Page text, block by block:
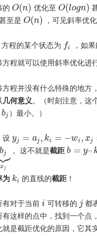
的 O(n) 优化至 O(logn)
至是 O(n) ，可见斜率优
程的某个状态为 fi ，如
方程就可以使用斜率优化进
程并没有什么特殊的地方
几何意义 。（时刻注意，这
bj ）最小。）
设yj = aj , ki = −wi , xj
bj
x j
。这不就是截距b = y–
为 ki 的直线的截距 ！
有对于当前i 可转移的 j都
这样的点中，找到一个点
是截距优化的原因，它其